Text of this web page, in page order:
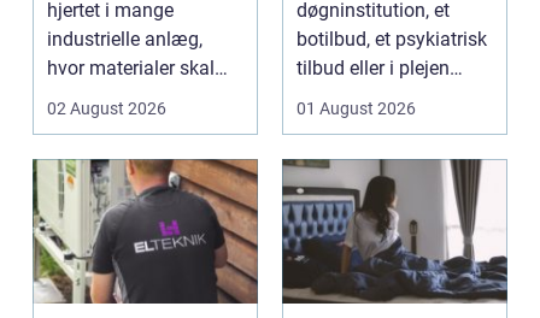
hjertet i mange
industrielle anlæg,
hvor materialer skal
02 August 2026
døgninstitution, et
botilbud, et psykiatrisk
tilbud eller i plejen
01 August 2026